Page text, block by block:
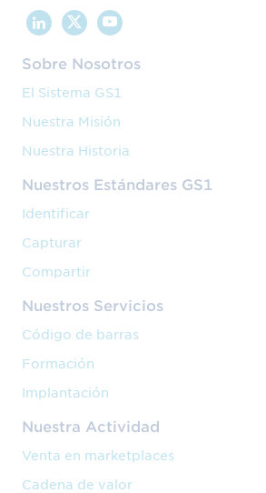
Sobre Nosotros
El Sistema GS1
Nuestra Misión
Nuestra Historia
Nuestros Estándares GS1
Identificar
Capturar
Compartir
Nuestros Servicios
Código de barras
Formación
Implantación
Nuestra Actividad
Venta en marketplaces
Cadena de valor